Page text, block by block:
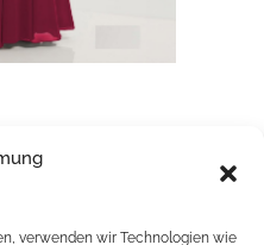
verwenden wir Technologien wie